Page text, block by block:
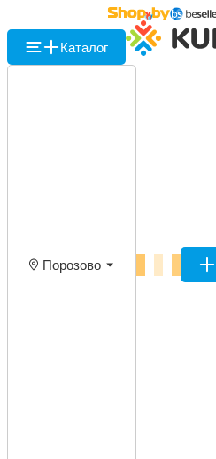
Каталог
Порозово